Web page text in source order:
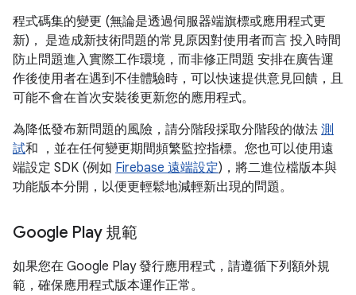
程式碼集的變更 (無論是透過伺服器端旗標或應用程式更
新)， 是造成新技術問題的常見原因對使用者而言 投入時間
防止問題進入實際工作環境，而非修正問題 安排在廣告運
作後使用者在遇到不佳體驗時，可以快速提供意見回饋，且
可能不會在首次安裝後更新您的應用程式。
為降低發布新問題的風險，請分階段採取分階段的做法 測
試和 ，並在任何變更期間頻繁監控指標。您也可以使用遠
端設定 SDK (例如 Firebase 遠端設定)，將二進位檔版本與
功能版本分開，以便更輕鬆地減輕新出現的問題。
Google Play 規範
如果您在 Google Play 發行應用程式，請遵循下列額外規
範，確保應用程式版本運作正常。